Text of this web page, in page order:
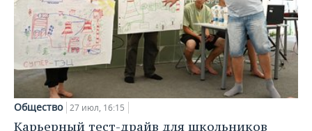
Общество 27 июл, 16:15
Карьерный тест-драйв для школьников